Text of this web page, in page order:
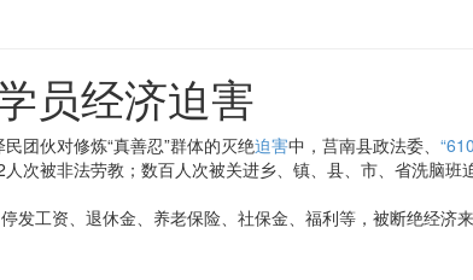
员经济迫害
团伙对修炼“真善忍”群体的灭绝迫害中，莒南县政法委、
次被非法劳教；数百人次被关进乡、镇、县、市、省洗脑
工资、退休金、养老保险、社保金、福利等，被断绝经济